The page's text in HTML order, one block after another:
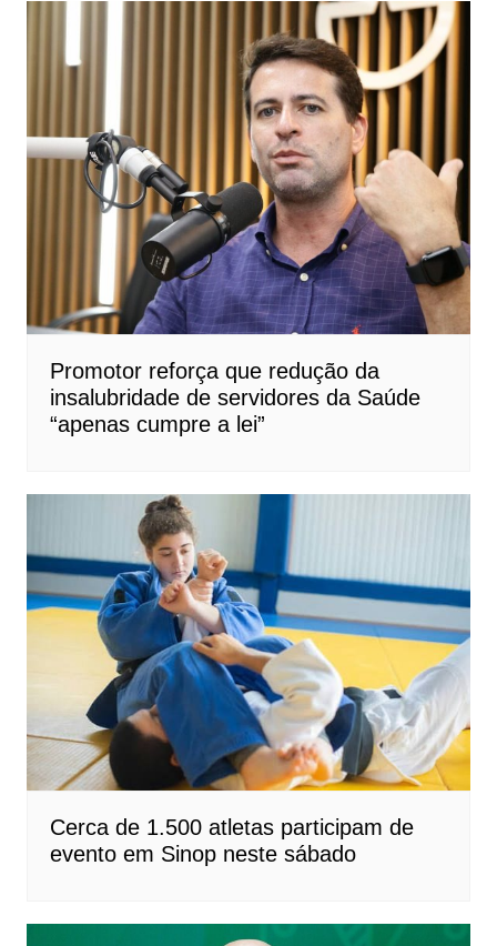
Promotor reforça que redução da
insalubridade de servidores da Saúde
“apenas cumpre a lei”
Cerca de 1.500 atletas participam de
evento em Sinop neste sábado